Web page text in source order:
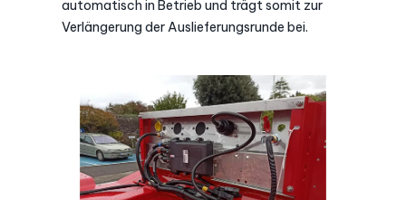
automatisch in Betrieb und trägt somit zur
Verlängerung der Auslieferungsrunde bei.